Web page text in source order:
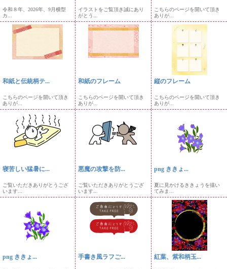
令和８年、2026年、9月横型
カ...
イラストをご覧頂き誠にあり
がとう...
こちらのページを開いて頂き
ありが...
和紙と伝統柄テ...
こちらのページを開いて頂き
ありが...
和紙のフレーム
こちらのページを開いて頂き
ありが...
縦のフレーム
こちらのページを開いて頂き
ありが...
寝苦しい猛暑に...
ご覧いただきありがとうござ
います...
悪魔の攻撃を防...
ご覧いただきありがとうござ
います...
png ききょ...
夏に見かけるききょうを描い
てみま...
png ききょ... 手書き風ラフご... 紅葉、紫和柄玉...